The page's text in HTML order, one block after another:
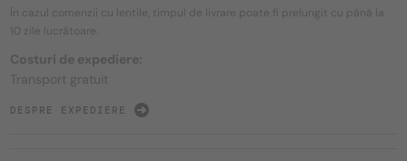
În cazul comenzii cu lentile, timpul de livrare poate fi prelungit cu până la
10 zile lucrătoare.
Costuri de expediere:
Transport gratuit
DESPRE EXPEDIERE